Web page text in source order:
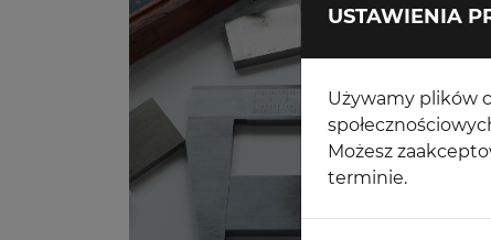
USTAWIENIA
Używamy plików
Możesz
terminie.